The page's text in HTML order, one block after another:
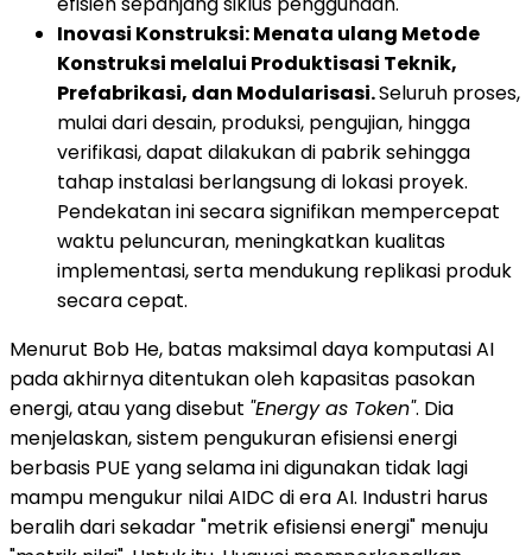
Inovasi Konstruksi: Menata ulang Metode
Konstruksi melalui Produktisasi Teknik,
Prefabrikasi, dan Modularisasi.Seluruh proses,
mulai dari desain, produksi, pengujian, hingga
verifikasi, dapat dilakukan di pabrik sehingga
tahap instalasi berlangsung di lokasi proyek.
Pendekatan ini secara signifikan mempercepat
waktu peluncuran, meningkatkan kualitas
implementasi, serta mendukung replikasi produk
secara cepat.
Menurut Bob He, batas maksimal daya komputasi AI
pada akhirnya ditentukan oleh kapasitas pasokan
energi, atau yang disebut "Energy as Token". Dia
menjelaskan, sistem pengukuran efisiensi energi
berbasis PUE yang selama ini digunakan tidak lagi
mampu mengukur nilai AIDC di era AI. Industri harus
beralih dari sekadar "metrik efisiensi energi" menuju